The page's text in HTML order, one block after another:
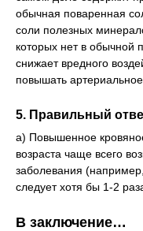
обычная поваренная
соли полезных
которых нет в обычной
снижает вредного
повышать
5. Правильный
а) Повышенное
возраста чаще всего
заболевания
следует хотя бы 1-2
В заключение…